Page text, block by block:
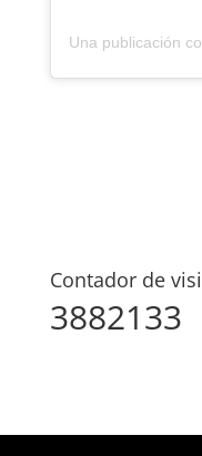
Contador de
3882133